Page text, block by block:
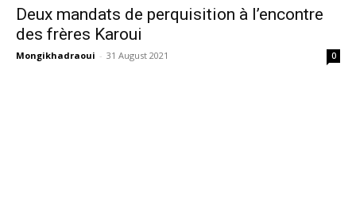
Deux mandats de perquisition à l’encontre
des frères Karoui
Mongikhadraoui - 31 August 2021 0